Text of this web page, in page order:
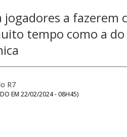
jogadores a fazerem
tempo como a
R7
EM 22/02/2024 - 08H45)